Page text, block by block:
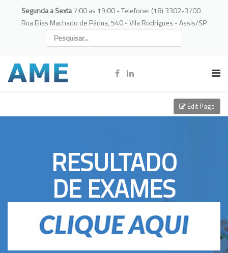
Segunda a Sexta7:00 as 19:00 - Telefone: (18) 3302-3700
Rua Elias Machado de Pádua, 540 - Vila Rodrigues - Assis/SP
RESULTADO
DE EXAMES
Edit Page